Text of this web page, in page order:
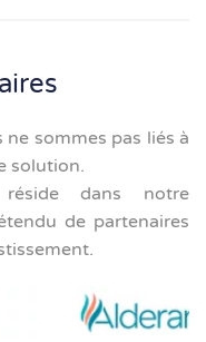
sommes pas liés à
solution.
dans notre
de partenaires